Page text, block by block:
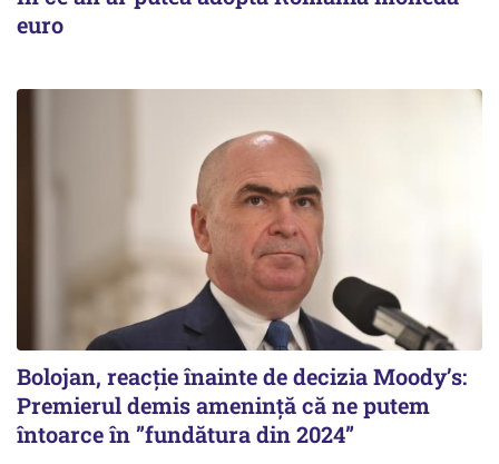
euro
Bolojan, reacție înainte de decizia Moody’s:
Premierul demis amenință că ne putem
întoarce în ”fundătura din 2024”